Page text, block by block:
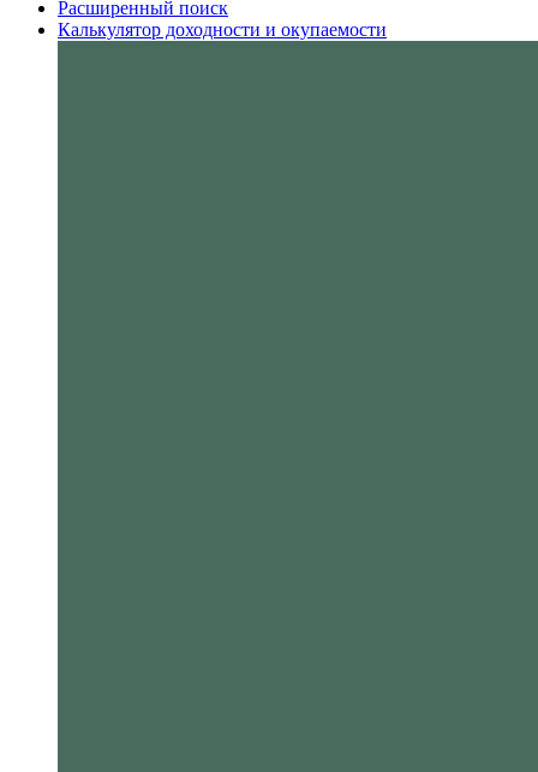
Расширенный поиск
Калькулятор доходности и окупаемости